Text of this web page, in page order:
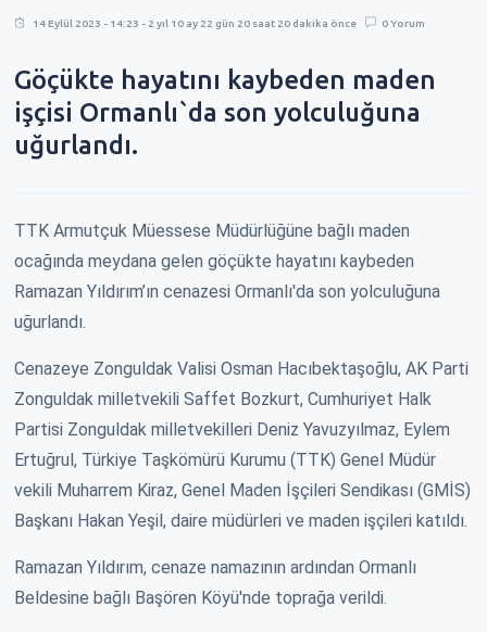
14 Eylül 2023 - 14:23 - 2 yıl 10 ay 22 gün 20 saat 20 dakika önce 0 Yorum
Göçükte hayatını kaybeden maden
işçisi Ormanlı`da son yolculuğuna
uğurlandı.
TTK Armutçuk Müessese Müdürlüğüne bağlı maden
ocağında meydana gelen göçükte hayatını kaybeden
Ramazan Yıldırım’ın cenazesi Ormanlı'da son yolculuğuna
uğurlandı.
Cenazeye Zonguldak Valisi Osman Hacıbektaşoğlu, AK Parti
Zonguldak milletvekili Saffet Bozkurt, Cumhuriyet Halk
Partisi Zonguldak milletvekilleri Deniz Yavuzyılmaz, Eylem
Ertuğrul, Türkiye Taşkömürü Kurumu (TTK) Genel Müdür
vekili Muharrem Kiraz, Genel Maden İşçileri Sendikası (GMİS)
Başkanı Hakan Yeşil, daire müdürleri ve maden işçileri katıldı.
Ramazan Yıldırım, cenaze namazının ardından Ormanlı
Beldesine bağlı Başören Köyü'nde toprağa verildi.